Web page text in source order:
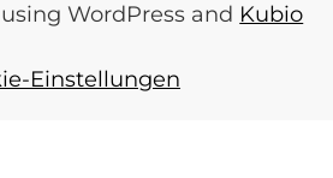
using WordPress and Kubio
Einstellungen